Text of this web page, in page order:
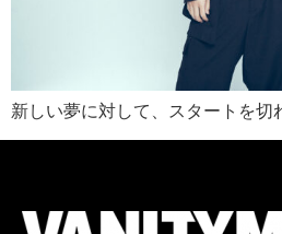
新しい夢に対して、スタートを切